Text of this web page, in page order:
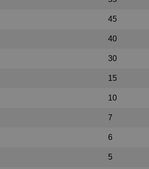
45
40
30
15
10
7
6
5